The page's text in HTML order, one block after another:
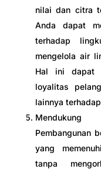
nilai dan citra
Anda dapat
terhadap
mengelola air
Hal ini dapat
loyalitas
lainnya
Mendukung
Pembangunan
yang
tanpa